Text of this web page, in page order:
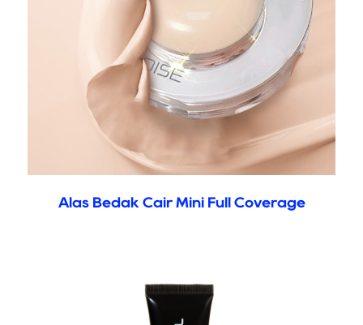
Alas Bedak Cair Mini Full Coverage